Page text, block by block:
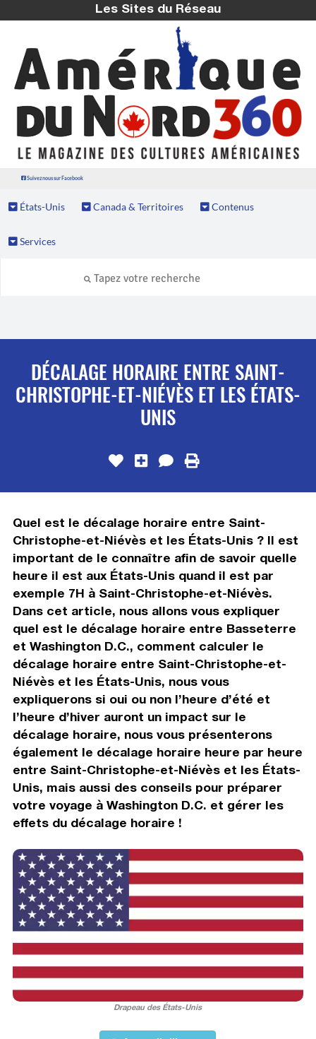
Les Sites du Réseau
Suivez nous sur Facebook
États-Unis Canada & Territoires Contenus
Services
DÉCALAGE HORAIRE ENTRE SAINT-
CHRISTOPHE-ET-NIÉVÈS ET LES ÉTATS-
UNIS
Quel est le décalage horaire entre Saint-
Christophe-et-Niévès et les États-Unis ? Il est
important de le connaître afin de savoir quelle
heure il est aux États-Unis quand il est par
exemple 7H à Saint-Christophe-et-Niévès.
Dans cet article, nous allons vous expliquer
quel est le décalage horaire entre Basseterre
et Washington D.C., comment calculer le
décalage horaire entre Saint-Christophe-et-
Niévès et les États-Unis, nous vous
expliquerons si oui ou non l’heure d’été et
l’heure d’hiver auront un impact sur le
décalage horaire, nous vous présenterons
également le décalage horaire heure par heure
entre Saint-Christophe-et-Niévès et les États-
Unis, mais aussi des conseils pour préparer
votre voyage à Washington D.C. et gérer les
effets du décalage horaire !
Drapeau des États-Unis